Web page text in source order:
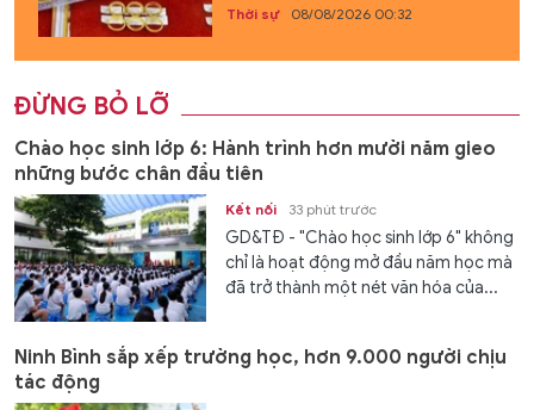
Thời sự 08/08/2026 00:32
ĐỪNG BỎ LỠ
Chào học sinh lớp 6: Hành trình hơn mười năm gieo
những bước chân đầu tiên
Kết nối 33 phút trước
GD&TĐ - "Chào học sinh lớp 6" không
chỉ là hoạt động mở đầu năm học mà
đã trở thành một nét văn hóa của...
Ninh Bình sắp xếp trường học, hơn 9.000 người chịu
tác động